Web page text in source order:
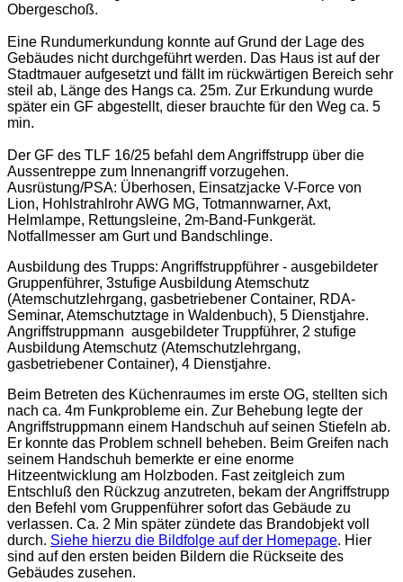
Obergeschoß.
Eine Rundumerkundung konnte auf Grund der Lage des
Gebäudes nicht durchgeführt werden. Das Haus ist auf der
Stadtmauer aufgesetzt und fällt im rückwärtigen Bereich sehr
steil ab, Länge des Hangs ca. 25m. Zur Erkundung wurde
später ein GF abgestellt, dieser brauchte für den Weg ca. 5
min.
Der GF des TLF 16/25 befahl dem Angriffstrupp über die
Aussentreppe zum Innenangriff vorzugehen.
Ausrüstung/PSA: Überhosen, Einsatzjacke V-Force von
Lion, Hohlstrahlrohr AWG MG, Totmannwarner, Axt,
Helmlampe, Rettungsleine, 2m-Band-Funkgerät.
Notfallmesser am Gurt und Bandschlinge.
Ausbildung des Trupps: Angriffstruppführer - ausgebildeter
Gruppenführer, 3stufige Ausbildung Atemschutz
(Atemschutzlehrgang, gasbetriebener Container, RDA-
Seminar, Atemschutztage in Waldenbuch), 5 Dienstjahre.
Angriffstruppmann ausgebildeter Truppführer, 2 stufige
Ausbildung Atemschutz (Atemschutzlehrgang,
gasbetriebener Container), 4 Dienstjahre.
Beim Betreten des Küchenraumes im erste OG, stellten sich
nach ca. 4m Funkprobleme ein. Zur Behebung legte der
Angriffstruppmann einem Handschuh auf seinen Stiefeln ab.
Er konnte das Problem schnell beheben. Beim Greifen nach
seinem Handschuh bemerkte er eine enorme
Hitzeentwicklung am Holzboden. Fast zeitgleich zum
Entschluß den Rückzug anzutreten, bekam der Angriffstrupp
den Befehl vom Gruppenführer sofort das Gebäude zu
verlassen. Ca. 2 Min später zündete das Brandobjekt voll
durch. Siehe hierzu die Bildfolge auf der Homepage. Hier
sind auf den ersten beiden Bildern die Rückseite des
Gebäudes zusehen.